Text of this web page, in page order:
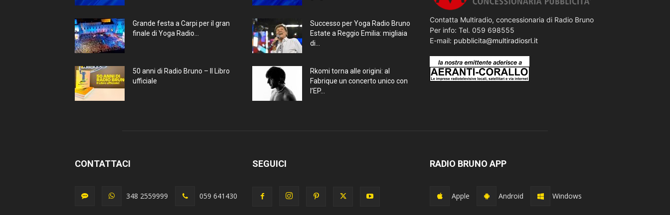
Grande festa a Carpi per il gran
finale di Yoga Radio...
50 anni di Radio Bruno – Il Libro
ufficiale
Successo per Yoga Radio Bruno
Estate a Reggio Emilia: migliaia
di...
Rkomi torna alle origini: al
Fabrique un concerto unico con
l’EP...
Contatta Multiradio, concessionaria di Radio Bruno
Per info: Tel. 059 698555
E-mail: pubblicita@multiradiosrl.it
CONTATTACI
348 2559999 059 641430
SEGUICI RADIO BRUNO APP
Apple Android Windows